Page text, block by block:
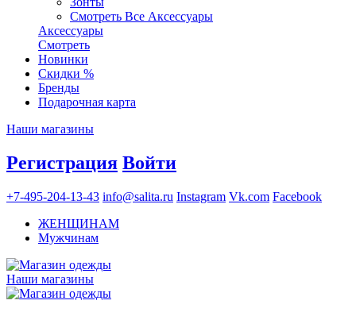
Смотреть Все Аксессуары
Аксессуары
Смотреть
Новинки
Скидки %
Бренды
Подарочная карта
Наши магазины
Регистрация Войти
+7-495-204-13-43 info@salita.ru Instagram Vk.com Facebook
ЖЕНЩИНАМ
Мужчинам
Наши магазины